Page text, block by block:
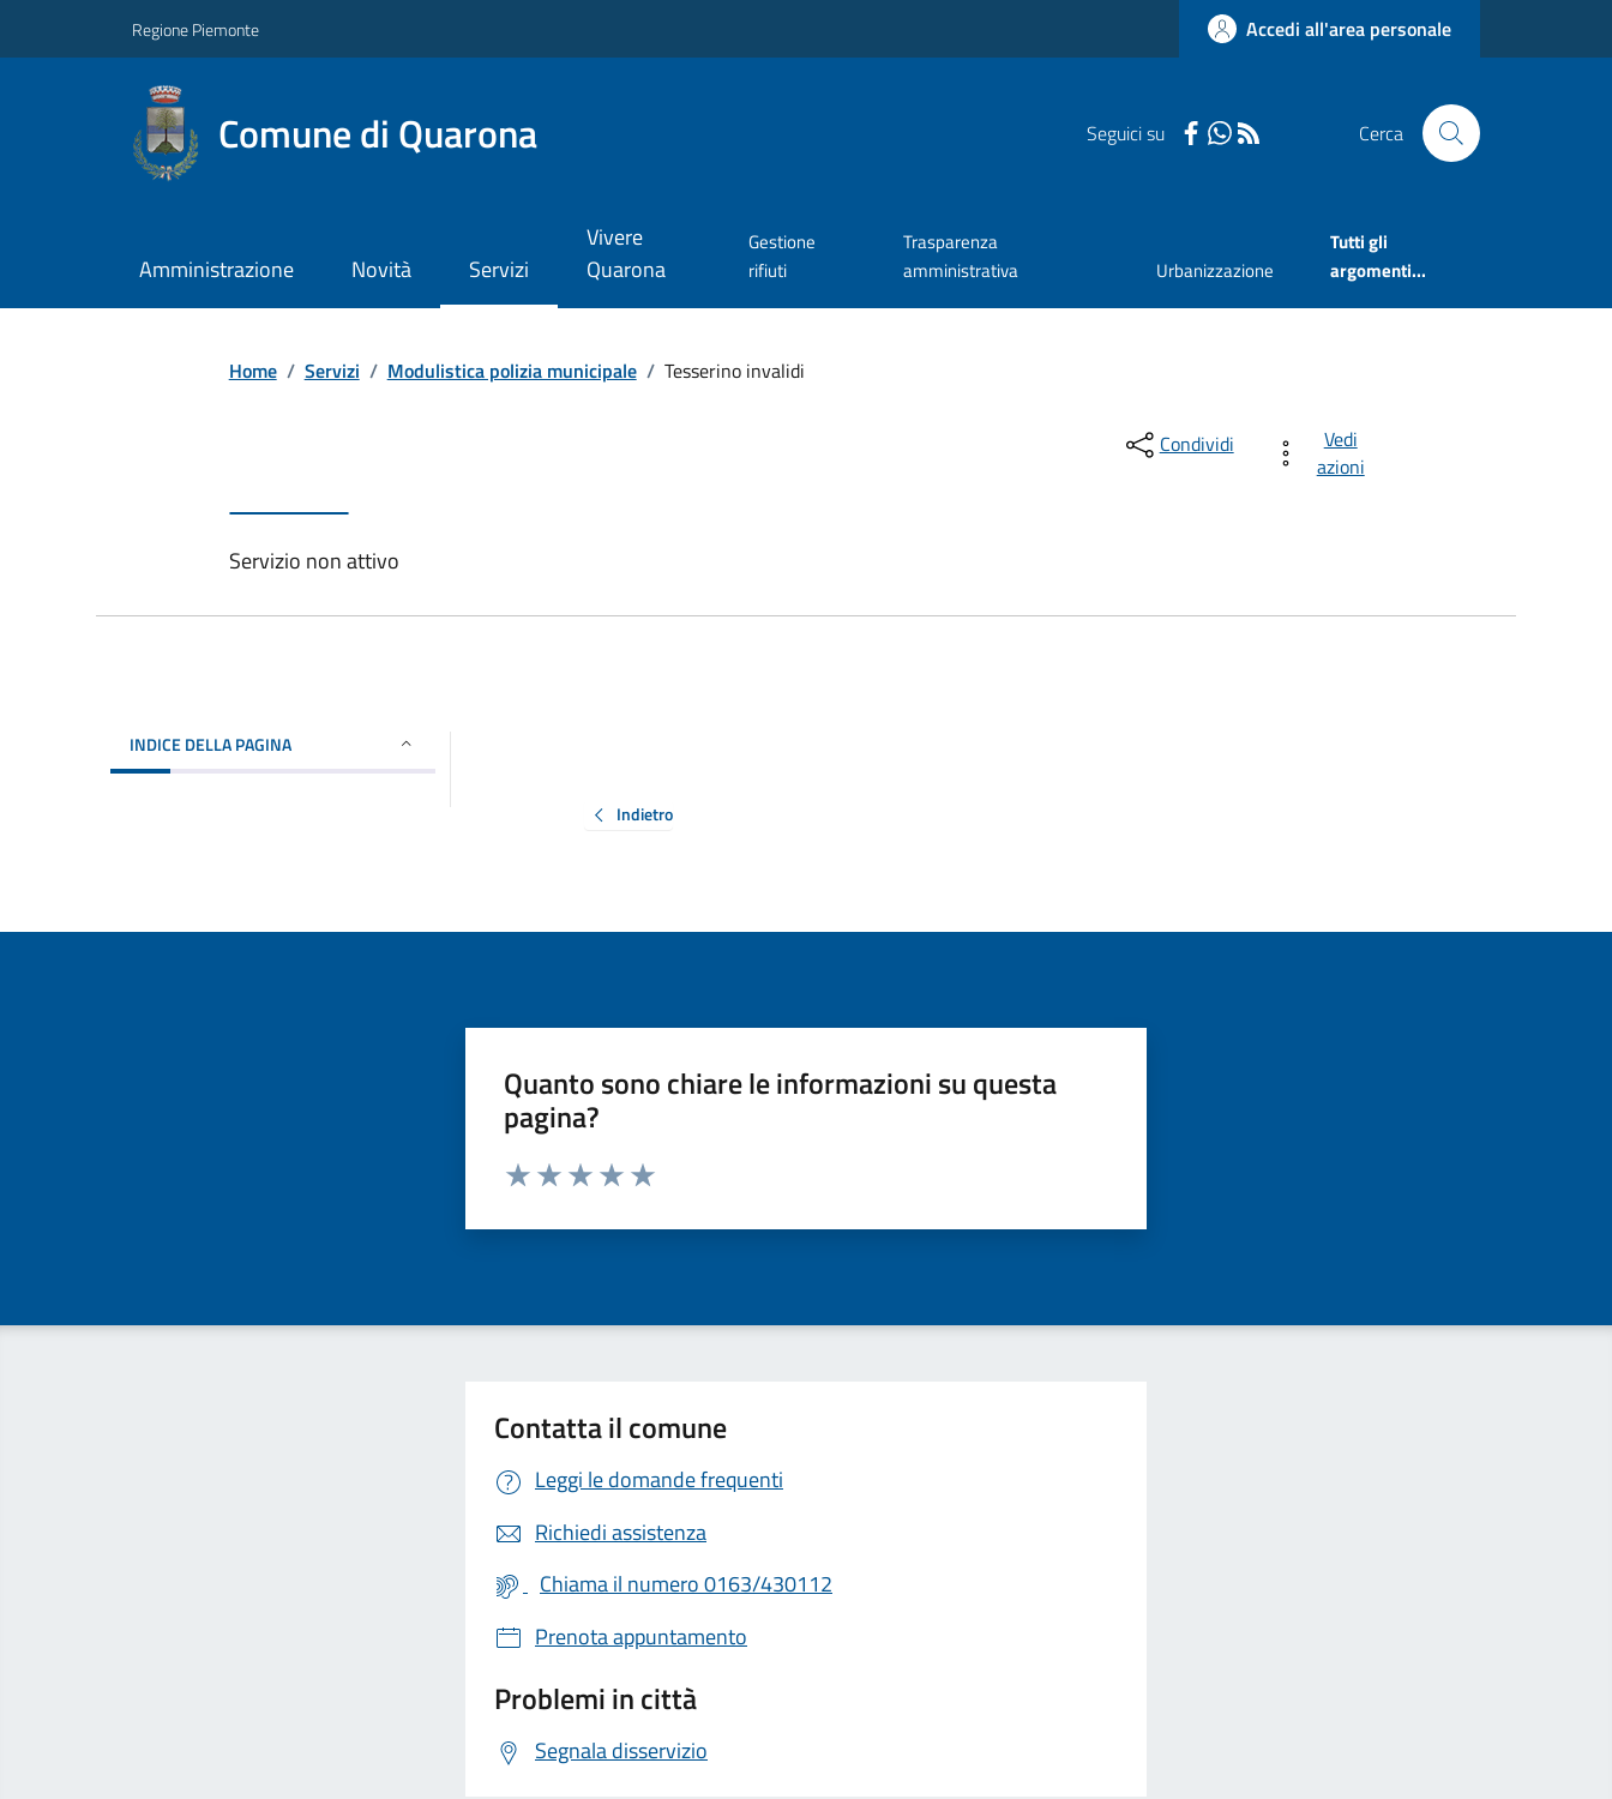
Regione Piemonte Accedi all'area personale
Comune di Quarona Seguici su Cerca
Amministrazione Novità Servizi
Vivere
Quarona
Gestione
rifiuti
Trasparenza
amministrativa
Urbanizzazione
Tutti gli
argomenti...
Home / Servizi / Modulistica polizia municipale / Tesserino invalidi
Servizio non attivo
Condividi
Vedi
azioni
INDICE DELLA PAGINA
Indietro
Quanto sono chiare le informazioni su questa
pagina?
Valuta da 1 a 5 stelle la pagina
Contatta il comune
Leggi le domande frequenti
Richiedi assistenza
Chiama il numero 0163/430112
Prenota appuntamento
Problemi in città
Segnala disservizio